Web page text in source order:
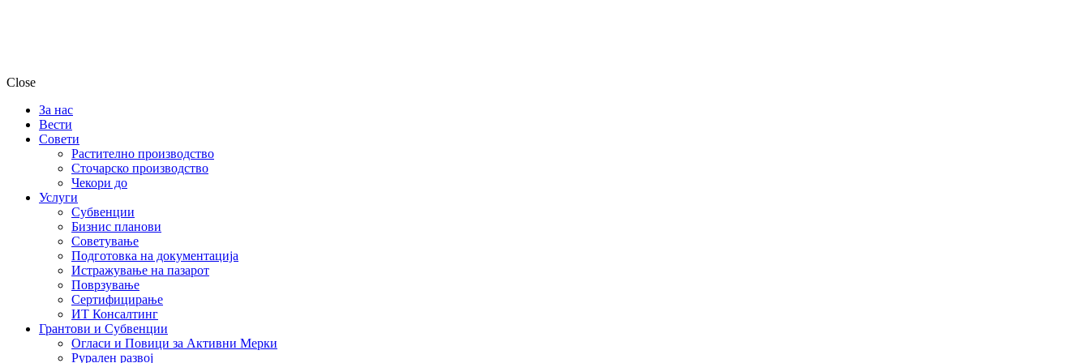
Close
За нас
Вести
Совети
Растително производство
Сточарско производство
Чекори до
Услуги
Субвенции
Бизнис планови
Советување
Подготовка на документација
Истражување на пазарот
Поврзување
Сертифицирање
ИТ Консалтинг
Грантови и Субвенции
Огласи и Повици за Активни Мерки
Рурален развој